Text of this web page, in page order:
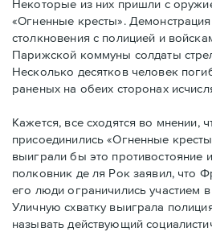
Некоторые из них пришли с
«Огненные кресты».
столкновения с полицией и
Парижской коммуны солдаты
Несколько десятков человек
раненых на обеих сторонах
Кажется, все сходятся во мнении,
присоединились «Огненные
выиграли бы это противостояние
полковник де ля Рок заявил, что
его люди ограничились участием
Уличную схватку выиграла
называть действующий